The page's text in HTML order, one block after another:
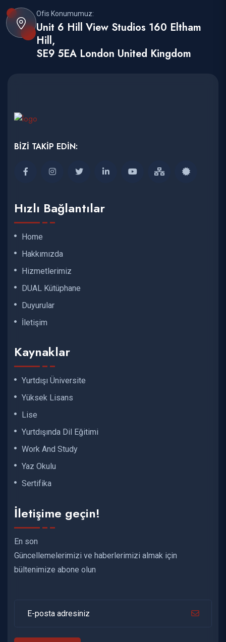
Ofis Konumumuz:
Unit 6 Hill View Studios 160 Eltham
Hill,
SE9 5EA London United Kingdom
BİZİ TAKİP EDİN:
Hızlı Bağlantılar
Home
Hakkımızda
Hizmetlerimiz
DUAL Kütüphane
Duyurular
İletişim
Kaynaklar
Yurtdışı Üniversite
Yüksek Lisans
Lise
Yurtdışında Dil Eğitimi
Work And Study
Yaz Okulu
Sertifika
İletişime geçin!
En son
Güncellemelerimizi ve haberlerimizi almak için
bültenimize abone olun